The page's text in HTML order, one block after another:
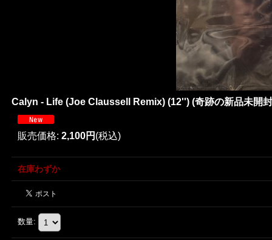
Calyn - Life (Joe Claussell Remix) (12'') (奇跡の新品未開
販売価格: 2,100円 (税込)
在庫わずか
数量: